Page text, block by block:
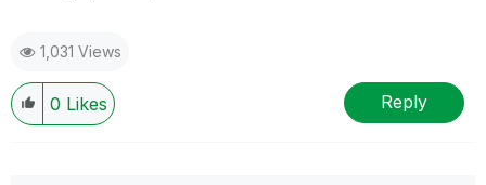
1,031 Views
0 Likes Reply